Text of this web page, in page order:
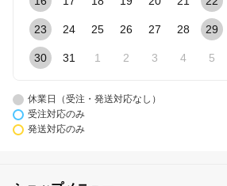
23 24 25 26 27 28 29
30 31 1 2 3 4 5
休業日（受注・発送対応なし）
受注対応のみ
発送対応のみ